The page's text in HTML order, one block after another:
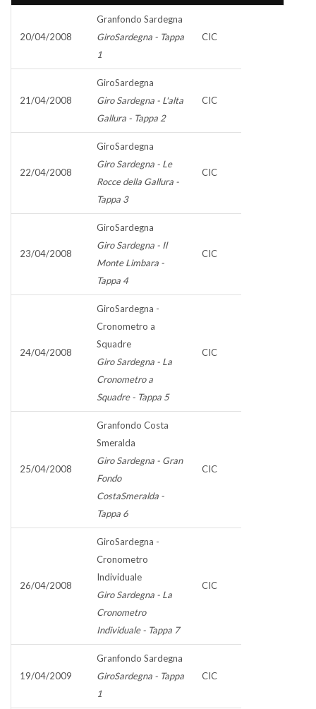
20/04/2008
Granfondo Sardegna
GiroSardegna - Tappa
1
CIC
21/04/2008
GiroSardegna
Giro Sardegna - L'alta
Gallura - Tappa 2
CIC
22/04/2008
GiroSardegna
Giro Sardegna - Le
Rocce della Gallura -
Tappa 3
CIC
23/04/2008
GiroSardegna
Giro Sardegna - Il
Monte Limbara -
Tappa 4
CIC
24/04/2008
GiroSardegna -
Cronometro a
Squadre
Giro Sardegna - La
Cronometro a
Squadre - Tappa 5
CIC
25/04/2008
Granfondo Costa
Smeralda
Giro Sardegna - Gran
Fondo
CostaSmeralda -
Tappa 6
CIC
26/04/2008
GiroSardegna -
Cronometro
Individuale
Giro Sardegna - La
Cronometro
Individuale - Tappa 7
CIC
19/04/2009
Granfondo Sardegna
GiroSardegna - Tappa
1
CIC